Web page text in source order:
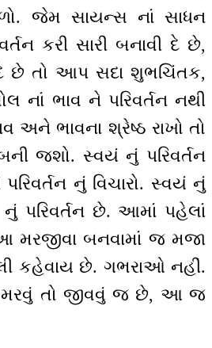
જેમ સાયન્સ નાં સાધન
કરી સારી બનાવી દે છે,
દે છે તો આપ સદા શુભચિંતક,
નાં ભાવ ને પરિવર્તન નથી
અને ભાવના શ્રેષ્ઠ રાખો તો
જશો. સ્વયં નું પરિવર્તન
નું વિચારો. સ્વયં નું
પરિવર્તન છે. આમાં પહેલાં
મરજીવા બનવામાં જ મજા
કહેવાય છે. ગભરાઓ નહીં.
મરવું તો જીવવું જ છે, આ જ